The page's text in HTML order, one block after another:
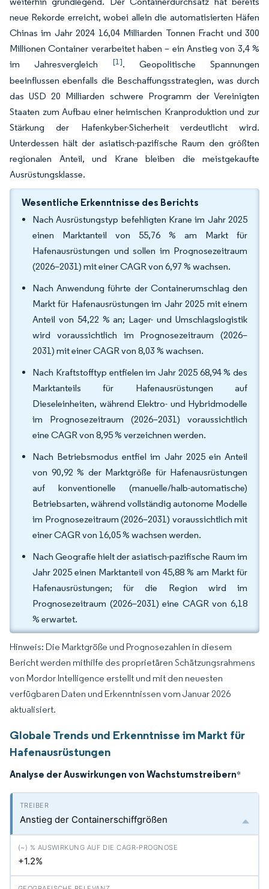
neue Rekorde erreicht, wobei allein die automatisierten Häfen
Chinas im Jahr 2024 16,04 Milliarden Tonnen Fracht und 300
Millionen Container verarbeitet haben – ein Anstieg von 3,4 %
im Jahresvergleich [1]. Geopolitische Spannungen
beeinflussen ebenfalls die Beschaffungsstrategien, was durch
das USD 20 Milliarden schwere Programm der Vereinigten
Staaten zum Aufbau einer heimischen Kranproduktion und zur
Stärkung der Hafenkyber-Sicherheit verdeutlicht wird.
Unterdessen hält der asiatisch-pazifische Raum den größten
regionalen Anteil, und Krane bleiben die meistgekaufte
Ausrüstungsklasse.
Wesentliche Erkenntnisse des Berichts
Nach Ausrüstungstyp befehligten Krane im Jahr 2025
einen Marktanteil von 55,76 % am Markt für
Hafenausrüstungen und sollen im Prognosezeitraum
(2026–2031) mit einer CAGR von 6,97 % wachsen.
Nach Anwendung führte der Containerumschlag den
Markt für Hafenausrüstungen im Jahr 2025 mit einem
Anteil von 54,22 % an; Lager- und Umschlagslogistik
wird voraussichtlich im Prognosezeitraum (2026–
2031) mit einer CAGR von 8,03 % wachsen.
Nach Kraftstofftyp entfielen im Jahr 2025 68,94 % des
Marktanteils für Hafenausrüstungen auf
Dieseleinheiten, während Elektro- und Hybridmodelle
im Prognosezeitraum (2026–2031) voraussichtlich
eine CAGR von 8,95 % verzeichnen werden.
Nach Betriebsmodus entfiel im Jahr 2025 ein Anteil
von 90,92 % der Marktgröße für Hafenausrüstungen
auf konventionelle (manuelle/halb-automatische)
Betriebsarten, während vollständig autonome Modelle
im Prognosezeitraum (2026–2031) voraussichtlich mit
einer CAGR von 16,05 % wachsen werden.
Nach Geografie hielt der asiatisch-pazifische Raum im
Jahr 2025 einen Marktanteil von 45,88 % am Markt für
Hafenausrüstungen; für die Region wird im
Prognosezeitraum (2026–2031) eine CAGR von 6,18
% erwartet.
Hinweis: Die Marktgröße und Prognosezahlen in diesem
Bericht werden mithilfe des proprietären Schätzungsrahmens
von Mordor Intelligence erstellt und mit den neuesten
verfügbaren Daten und Erkenntnissen vom Januar 2026
aktualisiert.
Globale Trends und Erkenntnisse im Markt für
Hafenausrüstungen
Analyse der Auswirkungen von Wachstumstreibern*
Anstieg der Containerschiffgrößen
+1.2%